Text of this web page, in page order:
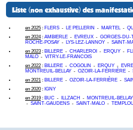
Liste (non exhaustive) des
en 2025 : FLERS - LE PELLERIN - MARTEL -
en 2024: AMBIERLE - EVREUX - GORGES-DU-
ROCHE-POSAY - LYS-LEZ-LANNOY - SAINT-
en 2023 : BILLERE - CHARLEROI - ERQUY -
MALO - VITRY-LE-FRANCOIS
en 2022 : BILLERE - COGOLIN - ERQUY -
MONTREUIL-BELLAY - OZOIR-LA-FERRIÈRE -
en 2021 : BILLERE - OZOIR-LA-FERRIÈRE -
en 2020: IGNY
en 2019 : BUC - ILLZACH - MONTREUIL-BELLAY
- SAINT-GAUDENS - SAINT-MALO -